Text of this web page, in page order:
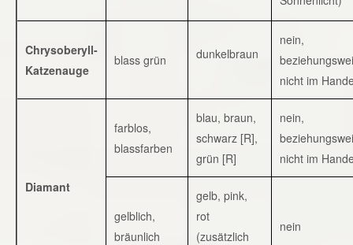
Chrysoberyll-
Katzenauge
blass grün dunkelbraun
nein,
nicht im
Diamant
farblos,
blassfarben
blau, braun,
schwarz [R],
grün [R]
nein,
nicht im
gelblich,
bräunlich
gelb, pink,
rot
(zusätzlich
nein